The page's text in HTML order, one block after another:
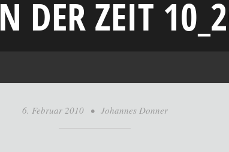
DER ZEIT
6. Februar 2010 • Johannes Donner